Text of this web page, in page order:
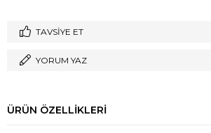
TAVSIYE ET
YORUM YAZ
ÜRÜN ÖZELLIKLERI